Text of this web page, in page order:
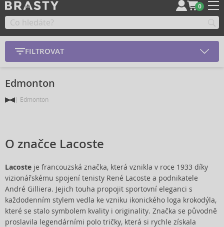
0
FILTROVAT
Edmonton
Edmonton
O značce Lacoste
Lacoste je francouzská značka, která vznikla v roce 1933 díky
vizionářskému spojení tenisty René Lacoste a podnikatele
André Gilliera. Jejich touha propojit sportovní eleganci s
každodenním stylem vedla ke vzniku ikonického loga krokodýla,
které se stalo symbolem kvality i originality. Značka se původně
proslavila legendárními polo tričky, která si rychle získala